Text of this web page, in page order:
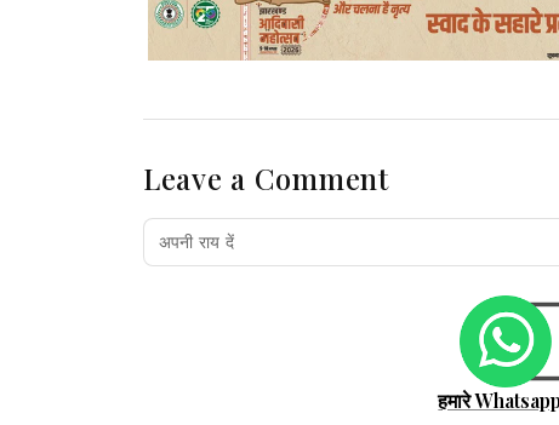
Leave a Comment
हमारे